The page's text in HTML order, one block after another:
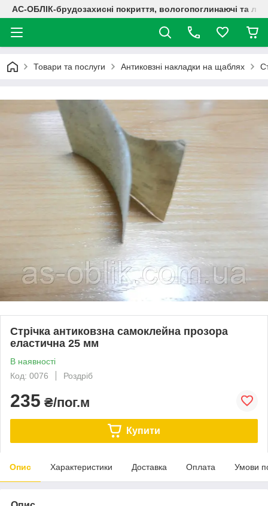
АС-ОБЛІК-брудозахисні покриття, вологопоглинаючі та
Товари та послуги Антиковзні накладки на щаблях
Стрічка антиковзна самоклейна прозора
еластична 25 мм
В наявності
Код: 0076
Роздріб
235 ₴/пог.м
Купити
Опис Характеристики Доставка Оплата Умови